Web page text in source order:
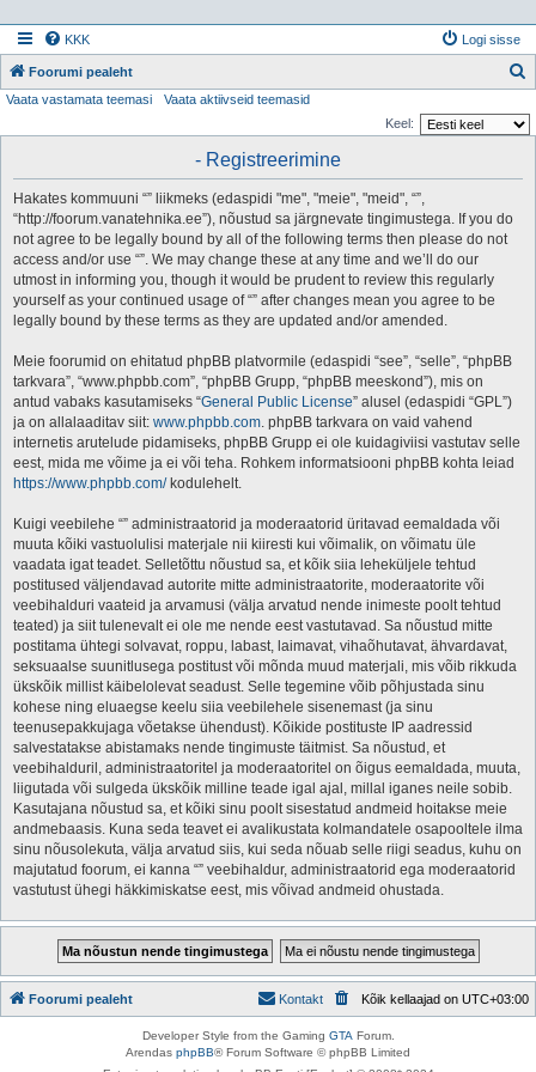
KKK Logi sisse
Foorumi pealeht
Vaata vastamata teemasi
Vaata aktiivseid teemasid
Keel:
- Registreerimine
Hakates kommuuni “” liikmeks (edaspidi "me", "meie", "meid", “”,
“http://foorum.vanatehnika.ee”), nõustud sa järgnevate tingimustega. If you do
not agree to be legally bound by all of the following terms then please do not
access and/or use “”. We may change these at any time and we’ll do our
utmost in informing you, though it would be prudent to review this regularly
yourself as your continued usage of “” after changes mean you agree to be
legally bound by these terms as they are updated and/or amended.
Meie foorumid on ehitatud phpBB platvormile (edaspidi “see”, “selle”, “phpBB
tarkvara”, “www.phpbb.com”, “phpBB Grupp, “phpBB meeskond”), mis on
antud vabaks kasutamiseks “General Public License” alusel (edaspidi “GPL”)
ja on allalaaditav siit: www.phpbb.com. phpBB tarkvara on vaid vahend
internetis arutelude pidamiseks, phpBB Grupp ei ole kuidagiviisi vastutav selle
eest, mida me võime ja ei või teha. Rohkem informatsiooni phpBB kohta leiad
https://www.phpbb.com/kodulehelt.
Kuigi veebilehe “” administraatorid ja moderaatorid üritavad eemaldada või
muuta kõiki vastuolulisi materjale nii kiiresti kui võimalik, on võimatu üle
vaadata igat teadet. Selletõttu nõustud sa, et kõik siia leheküljele tehtud
postitused väljendavad autorite mitte administraatorite, moderaatorite või
veebihalduri vaateid ja arvamusi (välja arvatud nende inimeste poolt tehtud
teated) ja siit tulenevalt ei ole me nende eest vastutavad. Sa nõustud mitte
postitama ühtegi solvavat, roppu, labast, laimavat, vihaõhutavat, ähvardavat,
seksuaalse suunitlusega postitust või mõnda muud materjali, mis võib rikkuda
ükskõik millist käibelolevat seadust. Selle tegemine võib põhjustada sinu
kohese ning eluaegse keelu siia veebilehele sisenemast (ja sinu
teenusepakkujaga võetakse ühendust). Kõikide postituste IP aadressid
salvestatakse abistamaks nende tingimuste täitmist. Sa nõustud, et
veebihalduril, administraatoritel ja moderaatoritel on õigus eemaldada, muuta,
liigutada või sulgeda ükskõik milline teade igal ajal, millal iganes neile sobib.
Kasutajana nõustud sa, et kõiki sinu poolt sisestatud andmeid hoitakse meie
andmebaasis. Kuna seda teavet ei avalikustata kolmandatele osapooltele ilma
sinu nõusolekuta, välja arvatud siis, kui seda nõuab selle riigi seadus, kuhu on
majutatud foorum, ei kanna “” veebihaldur, administraatorid ega moderaatorid
vastutust ühegi häkkimiskatse eest, mis võivad andmeid ohustada.
Foorumi pealeht Kõik kellaajad on UTC+03:00
Kontakt
Developer Style from the Gaming GTA Forum.
Arendas phpBB® Forum Software © phpBB Limited